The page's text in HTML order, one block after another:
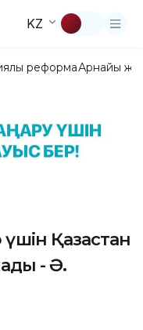
KZ
реформаАрнайы
Қазақстан
- Ә.